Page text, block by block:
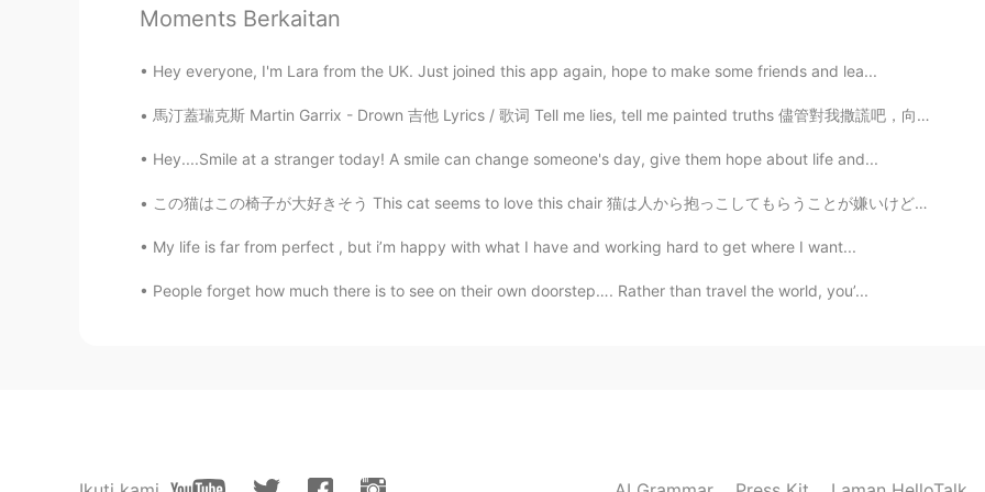
Jane
接受，意见不好你也不需要接受。走自己的路，让别人说去吧。做好自己就行了。加油！
CN EN
Maybe they are not malicious
品茗听箫 2020.02.10 04:19
Moments Berkaitan
Hey everyone, I'm Lara from the UK. Just joined this app again, hope to make some friends and lea...
馬汀蓋瑞克斯 Martin Garrix - Drown 吉他 Lyrics / 歌词 Tell me lies, tell me painted truths 儘管對我撒謊吧，向我述...
Hey....Smile at a stranger today! A smile can change someone's day, give them hope about life and...
この猫はこの椅子が大好きそう This cat seems to love this chair 猫は人から抱っこしてもらうことが嫌いけど、人と近く居ることが好き He hates to be...
My life is far from perfect , but i’m happy with what I have and working hard to get where I want...
People forget how much there is to see on their own doorstep…. Rather than travel the world, you’...